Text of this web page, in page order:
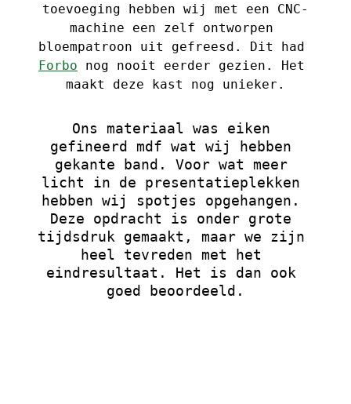
toevoeging hebben wij met een CNC-
machine een zelf ontworpen
bloempatroon uit gefreesd. Dit had
Forbo nog nooit eerder gezien. Het
maakt deze kast nog unieker.
Ons materiaal was eiken
gefineerd mdf wat wij hebben
gekante band. Voor wat meer
licht in de presentatieplekken
hebben wij spotjes opgehangen.
Deze opdracht is onder grote
tijdsdruk gemaakt, maar we zijn
heel tevreden met het
eindresultaat. Het is dan ook
goed beoordeeld.